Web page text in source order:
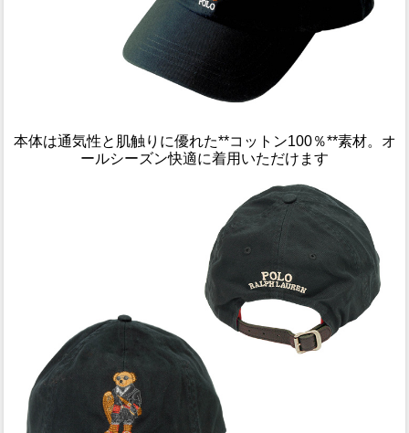
本体は通気性と肌触りに優れた**コットン100％**素材。オ
ールシーズン快適に着用いただけます